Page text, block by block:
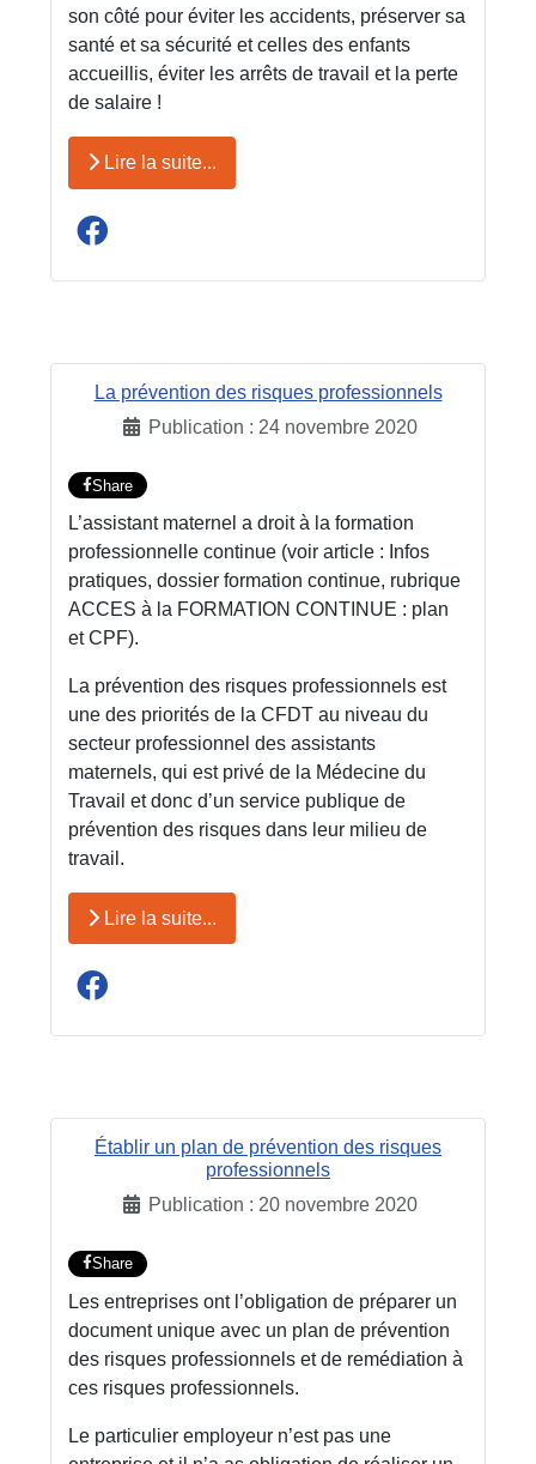
son côté pour éviter les accidents, préserver sa
santé et sa sécurité et celles des enfants
accueillis, éviter les arrêts de travail et la perte
de salaire !
Lire la suite...
La prévention des risques professionnels
Publication : 24 novembre 2020
Share
L’assistant maternel a droit à la formation
professionnelle continue (voir article : Infos
pratiques, dossier formation continue, rubrique
ACCES à la FORMATION CONTINUE : plan
et CPF).
La prévention des risques professionnels est
une des priorités de la CFDT au niveau du
secteur professionnel des assistants
maternels, qui est privé de la Médecine du
Travail et donc d’un service publique de
prévention des risques dans leur milieu de
travail.
Lire la suite...
Établir un plan de prévention des risques
professionnels
Publication : 20 novembre 2020
Share
Les entreprises ont l’obligation de préparer un
document unique avec un plan de prévention
des risques professionnels et de remédiation à
ces risques professionnels.
Le particulier employeur n’est pas une